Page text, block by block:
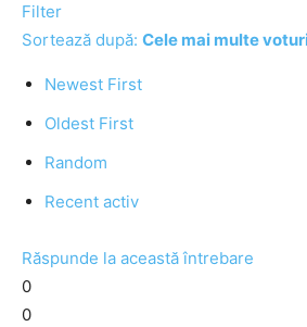
Filter
Sortează după: Cele mai multe
Newest First
Oldest First
Random
Recent activ
Răspunde la această întrebare
0
0